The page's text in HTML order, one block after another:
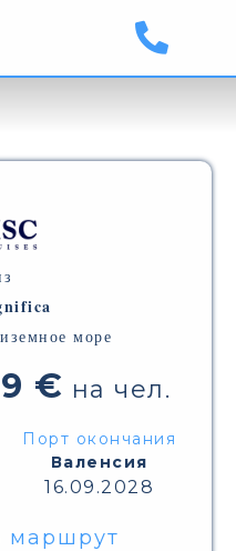
море
€ на чел.
Порт окончания
Валенсия
16.09.2028
маршрут